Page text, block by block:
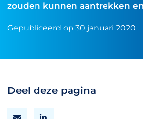
zouden kunnen aantrekken
Gepubliceerd op 30 januari 2020
Deel deze pagina